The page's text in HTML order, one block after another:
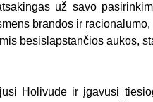
už savo
brandos ir
besislapstančios aukos,
Holivude ir įgavusi